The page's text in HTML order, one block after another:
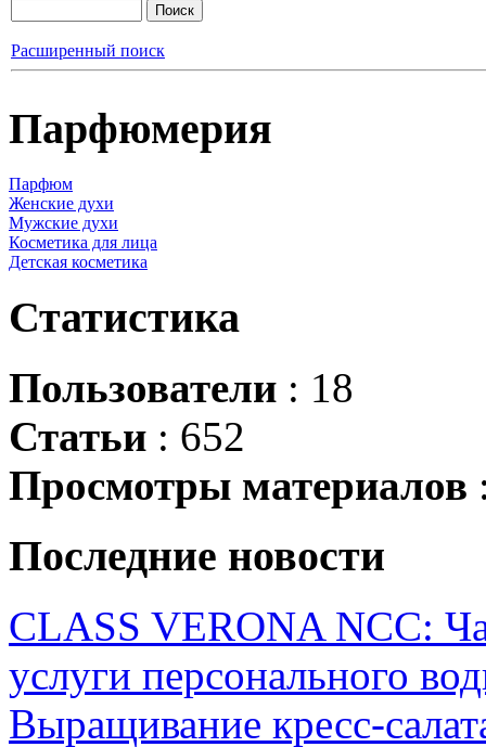
Расширенный поиск
Парфюмерия
Парфюм
Женские духи
Мужские духи
Косметика для лица
Детская косметика
Статистика
Пользователи : 18
Статьи : 652
Просмотры материалов
Последние новости
CLASS VERONA NCC:
услуги персонального
Выращивание кресс-